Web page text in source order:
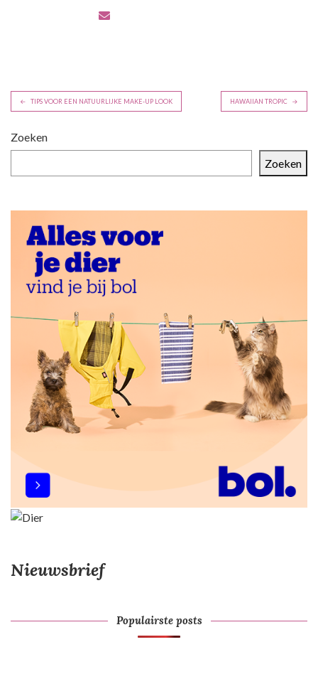
B
r
c
g
TIPS VOOR EEN NATUURLIJKE MAKE-UP LOOK HAWAIIAN TROPIC
Zoeken
Zoeken
Nieuwsbrief
Populairste posts